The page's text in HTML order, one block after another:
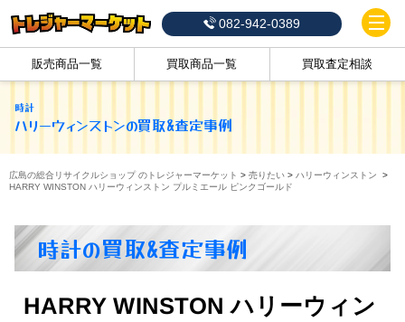
082-942-0389
販売商品一覧 買取商品一覧 買取査定相談
時計
ハリーウィンストンの買取&査定事例
広島の総合リサイクルショップ のトレジャーマーケット > 売りたい > ハリーウィンストン
>
HARRY WINSTON ハリーウィンストン プルミエール ピンクゴールド
時計の買取&査定事例
HARRY WINSTON ハリーウィン